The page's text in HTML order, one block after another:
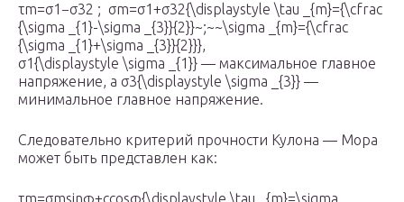
τm=σ1−σ32 ; σm=σ1+σ32{\displaystyle \tau _{m}={\cfrac
{\sigma _{1}-\sigma _{3}}{2}}~;~~\sigma _{m}={\cfrac
{\sigma _{1}+\sigma _{3}}{2}}},
σ1{\displaystyle \sigma _{1}} — максимальное главное
напряжение, а σ3{\displaystyle \sigma _{3}} —
минимальное главное напряжение.
Следовательно критерий прочности Кулона — Мора
может быть представлен как:
τm=σmsin⁡φ+ccos⁡φ{\displaystyle \tau _{m}=\sigma